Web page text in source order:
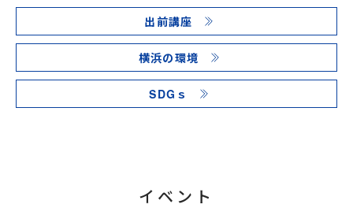
出前講座
横浜の環境
SDGｓ
イベント